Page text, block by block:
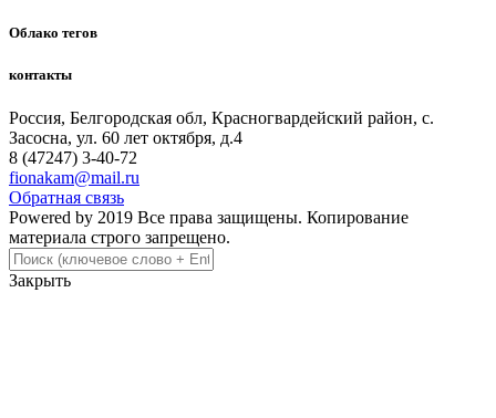
Облако тегов
контакты
Россия, Белгородская обл, Красногвардейский район, с.
Засосна, ул. 60 лет октября, д.4
8 (47247) 3-40-72
fionakam@mail.ru
Обратная связь
Powered by 2019 Все права защищены. Копирование
материала строго запрещено.
Закрыть